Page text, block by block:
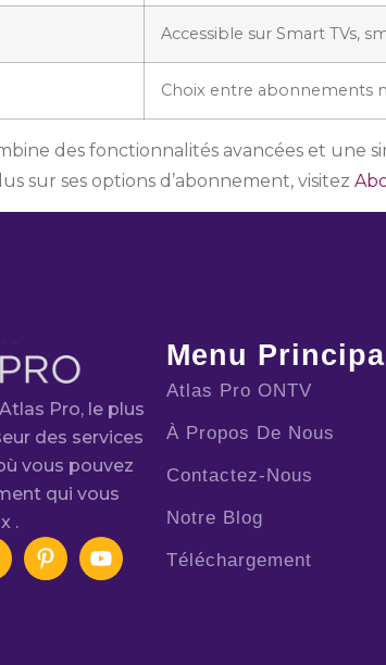
Accessible sur Smart TVs,
Choix entre abonnements
des fonctionnalités avancées et
sur ses options d’abonnement, visitez
Pro, le plus
des services
vous pouvez
qui vous
.
Menu Principal
Atlas Pro ONTV
À Propos De Nous
Contactez-Nous
Notre Blog
Téléchargement